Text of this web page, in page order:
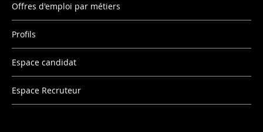
Offres d'emploi par métiers
Profils
Espace candidat
Espace Recruteur